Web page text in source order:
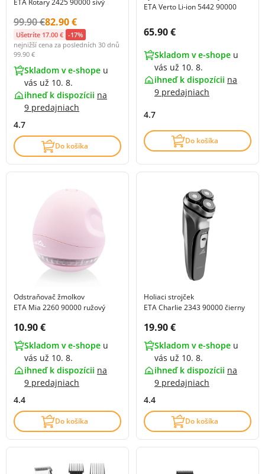
Původní cena s DPH:
99.90 €Cena s DPH:
82.90 €
Ušetríte 17.00 € -17%
nejnižší cena za posledních 30 dnů
99.90 €
Skladom v e-shope u
vás už 10. 8.
ihneď k dispozícii na
9 predajniach
4.7
Do košíka
ETA Verto Li-ion 5442 90000
Cena s DPH:
65.90 €
Skladom v e-shope u
vás už 10. 8.
ihneď k dispozícii na
9 predajniach
4.7
Do košíka
Odstraňovač žmolkov
ETA Mia 2260 90000 ružový
Cena s DPH:
10.90 €
Skladom v e-shope u
vás už 10. 8.
ihneď k dispozícii na
9 predajniach
4.4
Do košíka
Holiaci strojček
ETA Charlie 2343 90000 čierny
Cena s DPH:
19.90 €
Skladom v e-shope u
vás už 10. 8.
ihneď k dispozícii na
9 predajniach
4.4
Do košíka